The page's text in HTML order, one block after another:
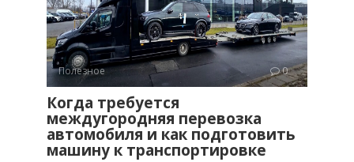
Полезное 0
Когда требуется
междугородняя перевозка
автомобиля и как подготовить
машину к транспортировке